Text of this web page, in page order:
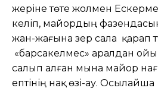
жеріне төте жолмен
келіп, майордың
жан-жағына зер сала қарап
«барсакелмес» аралдан
салып алған мына майор
ептінің нақ өзі-ау.